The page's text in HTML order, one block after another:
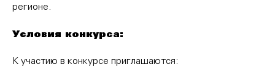
регионе.
Условия конкурса:
К участию в конкурсе приглашаются: